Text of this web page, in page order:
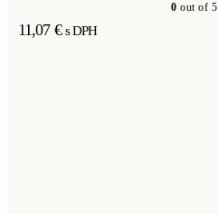
0 out of 5
11,07 € s DPH